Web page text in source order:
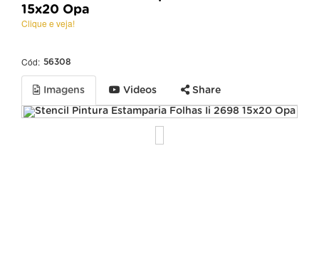
15x20 Opa
Clique e veja!
Cód: 56308
Imagens Videos Share